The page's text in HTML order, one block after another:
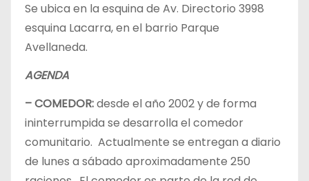
Se ubica en la esquina de Av. Directorio 3998
esquina Lacarra, en el barrio Parque
Avellaneda.
AGENDA
– COMEDOR:desde el año 2002 y de forma
ininterrumpida se desarrolla el comedor
comunitario. Actualmente se entregan a diario
de lunes a sábado aproximadamente 250